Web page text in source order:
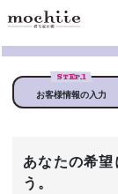
STEP.1
お客様情報の入力
あなたの希
う。